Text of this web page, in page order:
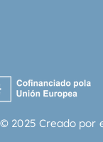
© 2025 Creado por